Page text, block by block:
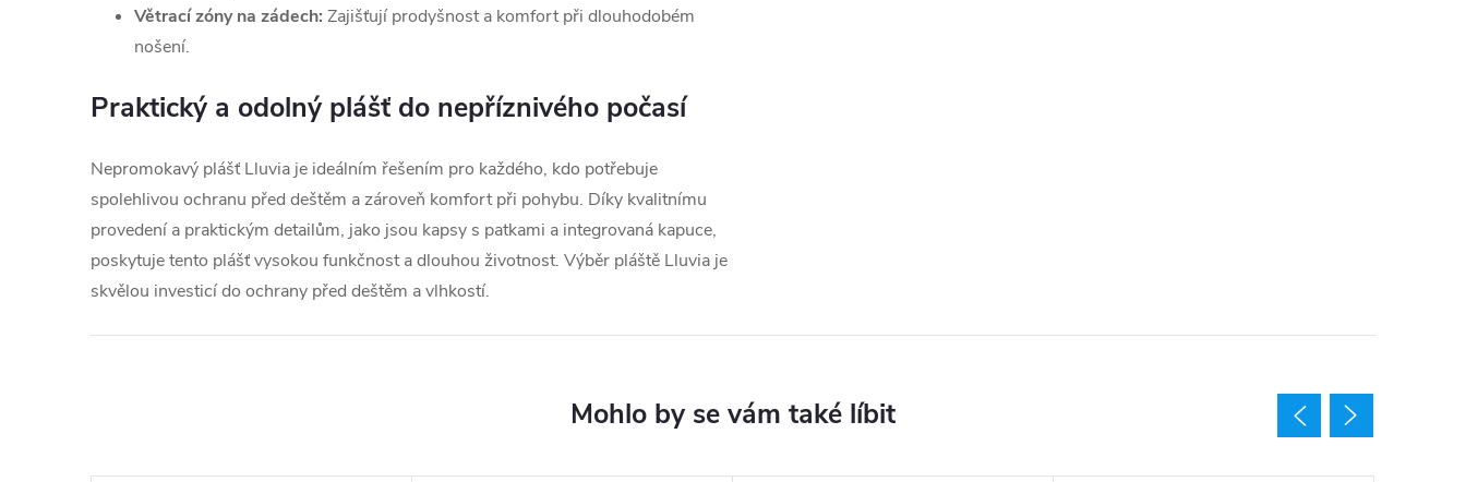
Větrací zóny na zádech: Zajišťují prodyšnost a komfort při dlouhodobém
nošení.
Praktický a odolný plášť do nepříznivého počasí
Nepromokavý plášť Lluvia je ideálním řešením pro každého, kdo potřebuje
spolehlivou ochranu před deštěm a zároveň komfort při pohybu. Díky kvalitnímu
provedení a praktickým detailům, jako jsou kapsy s patkami a integrovaná kapuce,
poskytuje tento plášť vysokou funkčnost a dlouhou životnost. Výběr pláště Lluvia je
skvělou investicí do ochrany před deštěm a vlhkostí.